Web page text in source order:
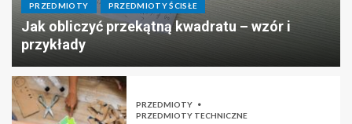
PRZEDMIOTY PRZEDMIOTY ŚCISŁE
Jak obliczyć przekątną kwadratu – wzór i
przykłady
PRZEDMIOTY
PRZEDMIOTY TECHNICZNE